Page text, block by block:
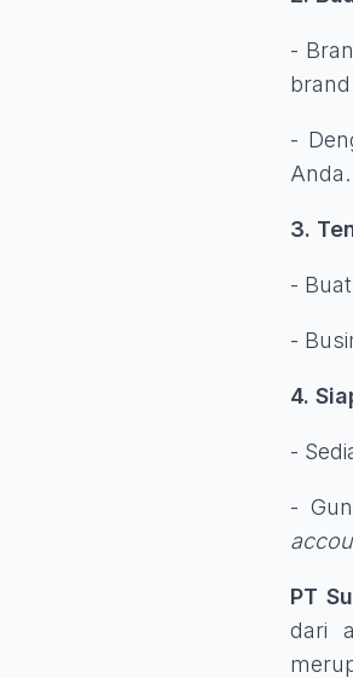
-
-
Anda.
3.
-
-
4.
-
-
PT
dari